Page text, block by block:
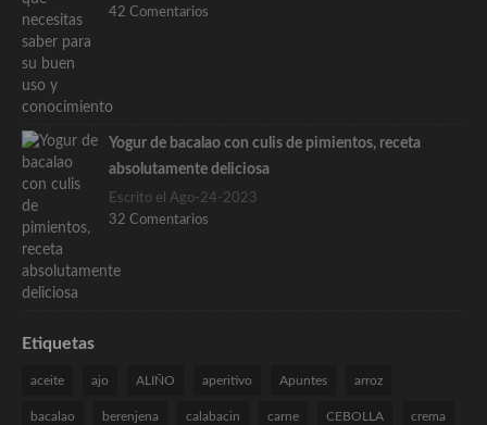
42 Comentarios
Yogur de bacalao con culis de pimientos, receta
absolutamente deliciosa
Escrito el Ago-24-2023
32 Comentarios
Etiquetas
aceite ajo ALIÑO aperitivo Apuntes arroz
bacalao berenjena calabacin carne CEBOLLA crema